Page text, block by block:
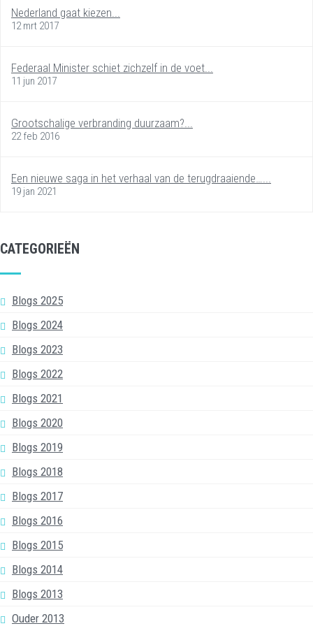
Nederland gaat kiezen...
12 mrt 2017
Federaal Minister schiet zichzelf in de voet...
11 jun 2017
Grootschalige verbranding duurzaam?...
22 feb 2016
Een nieuwe saga in het verhaal van de terugdraaiende…...
19 jan 2021
CATEGORIEËN
Blogs 2025
Blogs 2024
Blogs 2023
Blogs 2022
Blogs 2021
Blogs 2020
Blogs 2019
Blogs 2018
Blogs 2017
Blogs 2016
Blogs 2015
Blogs 2014
Blogs 2013
Ouder 2013